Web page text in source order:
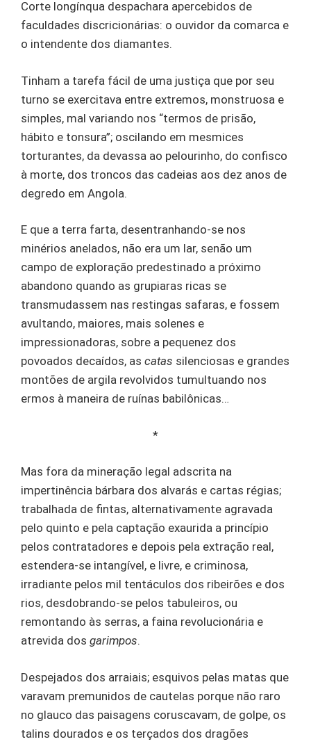
Corte longínqua despachara apercebidos de
faculdades discricionárias: o ouvidor da comarca e
o intendente dos diamantes.
Tinham a tarefa fácil de uma justiça que por seu
turno se exercitava entre extremos, monstruosa e
simples, mal variando nos “termos de prisão,
hábito e tonsura”; oscilando em mesmices
torturantes, da devassa ao pelourinho, do confisco
à morte, dos troncos das cadeias aos dez anos de
degredo em Angola.
E que a terra farta, desentranhando-se nos
minérios anelados, não era um lar, senão um
campo de exploração predestinado a próximo
abandono quando as grupiaras ricas se
transmudassem nas restingas safaras, e fossem
avultando, maiores, mais solenes e
impressionadoras, sobre a pequenez dos
povoados decaídos, as catas silenciosas e grandes
montões de argila revolvidos tumultuando nos
ermos à maneira de ruínas babilônicas…
*
Mas fora da mineração legal adscrita na
impertinência bárbara dos alvarás e cartas régias;
trabalhada de fintas, alternativamente agravada
pelo quinto e pela captação exaurida a princípio
pelos contratadores e depois pela extração real,
estendera-se intangível, e livre, e criminosa,
irradiante pelos mil tentáculos dos ribeirões e dos
rios, desdobrando-se pelos tabuleiros, ou
remontando às serras, a faina revolucionária e
atrevida dos garimpos.
Despejados dos arraiais; esquivos pelas matas que
varavam premunidos de cautelas porque não raro
no glauco das paisagens coruscavam, de golpe, os
talins dourados e os terçados dos dragões